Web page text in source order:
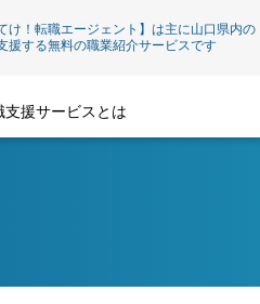
け！転職エージェント】は主に山口県内の
援する無料の職業紹介サービスです
支援サービスとは